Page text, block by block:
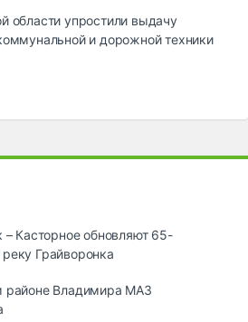
области упростили выдачу
и дорожной техники
– Касторное обновляют 65-
Грайворонка
районе Владимира МАЗ